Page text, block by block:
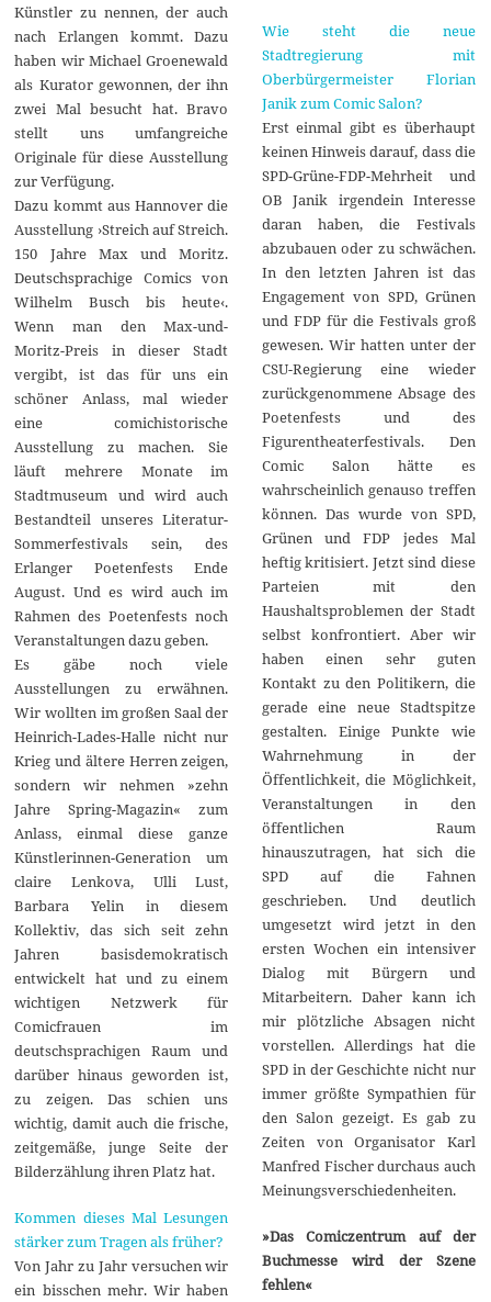
Künstler zu nennen, der auch
nach Erlangen kommt. Dazu
haben wir Michael Groenewald
als Kurator gewonnen, der ihn
zwei Mal besucht hat. Bravo
stellt uns umfangreiche
Originale für diese Ausstellung
zur Verfügung.
Dazu kommt aus Hannover die
Ausstellung ›Streich auf Streich.
150 Jahre Max und Moritz.
Deutschsprachige Comics von
Wilhelm Busch bis heute‹.
Wenn man den Max-und-
Moritz-Preis in dieser Stadt
vergibt, ist das für uns ein
schöner Anlass, mal wieder
eine comichistorische
Ausstellung zu machen. Sie
läuft mehrere Monate im
Stadtmuseum und wird auch
Bestandteil unseres Literatur-
Sommerfestivals sein, des
Erlanger Poetenfests Ende
August. Und es wird auch im
Rahmen des Poetenfests noch
Veranstaltungen dazu geben.
Es gäbe noch viele
Ausstellungen zu erwähnen.
Wir wollten im großen Saal der
Heinrich-Lades-Halle nicht nur
Krieg und ältere Herren zeigen,
sondern wir nehmen »zehn
Jahre Spring-Magazin« zum
Anlass, einmal diese ganze
Künstlerinnen-Generation um
claire Lenkova, Ulli Lust,
Barbara Yelin in diesem
Kollektiv, das sich seit zehn
Jahren basisdemokratisch
entwickelt hat und zu einem
wichtigen Netzwerk für
Comicfrauen im
deutschsprachigen Raum und
darüber hinaus geworden ist,
zu zeigen. Das schien uns
wichtig, damit auch die frische,
zeitgemäße, junge Seite der
Bilderzählung ihren Platz hat.
Kommen dieses Mal Lesungen
stärker zum Tragen als früher?
Von Jahr zu Jahr versuchen wir
ein bisschen mehr. Wir haben
Wie steht die neue
Stadtregierung mit
Oberbürgermeister Florian
Janik zum Comic Salon?
Erst einmal gibt es überhaupt
keinen Hinweis darauf, dass die
SPD-Grüne-FDP-Mehrheit und
OB Janik irgendein Interesse
daran haben, die Festivals
abzubauen oder zu schwächen.
In den letzten Jahren ist das
Engagement von SPD, Grünen
und FDP für die Festivals groß
gewesen. Wir hatten unter der
CSU-Regierung eine wieder
zurückgenommene Absage des
Poetenfests und des
Figurentheaterfestivals. Den
Comic Salon hätte es
wahrscheinlich genauso treffen
können. Das wurde von SPD,
Grünen und FDP jedes Mal
heftig kritisiert. Jetzt sind diese
Parteien mit den
Haushaltsproblemen der Stadt
selbst konfrontiert. Aber wir
haben einen sehr guten
Kontakt zu den Politikern, die
gerade eine neue Stadtspitze
gestalten. Einige Punkte wie
Wahrnehmung in der
Öffentlichkeit, die Möglichkeit,
Veranstaltungen in den
öffentlichen Raum
hinauszutragen, hat sich die
SPD auf die Fahnen
geschrieben. Und deutlich
umgesetzt wird jetzt in den
ersten Wochen ein intensiver
Dialog mit Bürgern und
Mitarbeitern. Daher kann ich
mir plötzliche Absagen nicht
vorstellen. Allerdings hat die
SPD in der Geschichte nicht nur
immer größte Sympathien für
den Salon gezeigt. Es gab zu
Zeiten von Organisator Karl
Manfred Fischer durchaus auch
Meinungsverschiedenheiten.
»Das Comiczentrum auf der
Buchmesse wird der Szene
fehlen«